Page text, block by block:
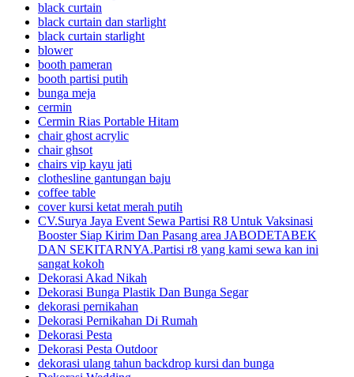
black curtain
black curtain dan starlight
black curtain starlight
blower
booth pameran
booth partisi putih
bunga meja
cermin
Cermin Rias Portable Hitam
chair ghost acrylic
chair ghsot
chairs vip kayu jati
clothesline gantungan baju
coffee table
cover kursi ketat merah putih
CV.Surya Jaya Event Sewa Partisi R8 Untuk Vaksinasi
Booster Siap Kirim Dan Pasang area JABODETABEK
DAN SEKITARNYA.Partisi r8 yang kami sewa kan ini
sangat kokoh
Dekorasi Akad Nikah
Dekorasi Bunga Plastik Dan Bunga Segar
dekorasi pernikahan
Dekorasi Pernikahan Di Rumah
Dekorasi Pesta
Dekorasi Pesta Outdoor
dekorasi ulang tahun backdrop kursi dan bunga